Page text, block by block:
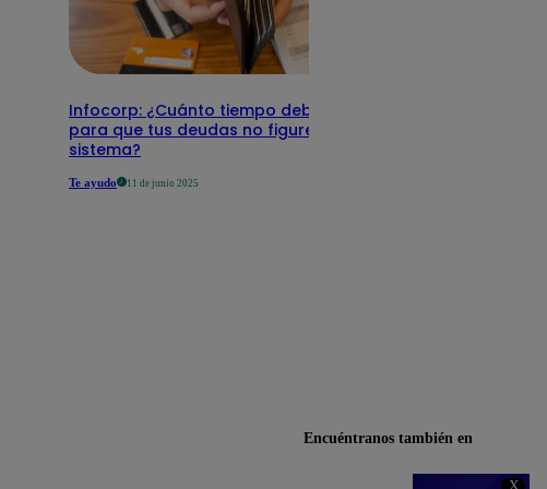
X
Infocorp: ¿Cuánto tiempo debe pasar
para que tus deudas no figuren en su
sistema?
Te ayudo 11 de junio 2025
Encuéntranos también en